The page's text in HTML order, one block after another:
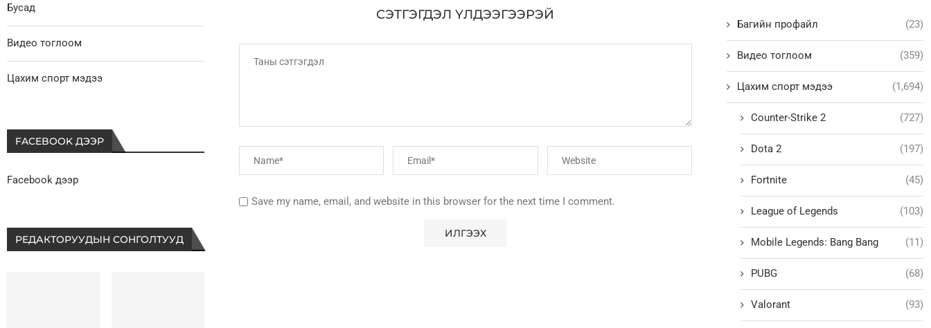
СЭТГЭГДЭЛ ҮЛДЭЭГЭЭРЭЙ
Save my name, email, and website in this browser for the next time I comment.
Багийн профайл (23)
Видео тоглоом (359)
Цахим спорт мэдээ (1,694)
Counter-Strike 2 (727)
Dota 2 (197)
Fortnite (45)
League of Legends (103)
Mobile Legends: Bang Bang (11)
PUBG (68)
Valorant (93)
Бусад
Видео тоглоом
Цахим спорт мэдээ
FACEBOOK ДЭЭР
Facebook дээр
РЕДАКТОРУУДЫН СОНГОЛТУУД